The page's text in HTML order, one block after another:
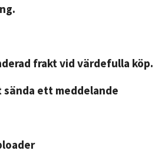
frakt vid värdefulla köp.
ett meddelande